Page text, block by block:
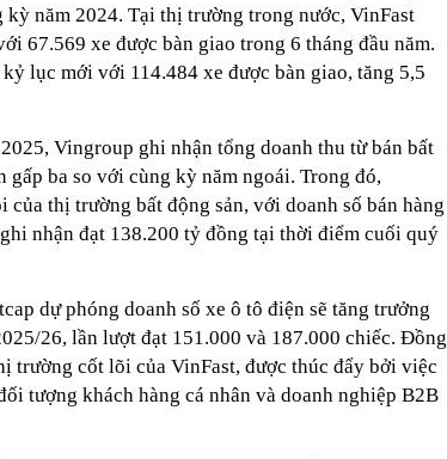
kỳ năm 2024. Tại thị trường trong nước, VinFast
67.569 xe được bàn giao trong 6 tháng đầu năm.
lục mới với 114.484 xe được bàn giao, tăng 5,5
Vingroup ghi nhận tổng doanh thu từ bán bất
gấp ba so với cùng kỳ năm ngoái. Trong đó,
của thị trường bất động sản, với doanh số bán hàng
nhận đạt 138.200 tỷ đồng tại thời điểm cuối quý
dự phóng doanh số xe ô tô điện sẽ tăng trưởng
26, lần lượt đạt 151.000 và 187.000 chiếc. Đồng
trường cốt lõi của VinFast, được thúc đẩy bởi việc
tượng khách hàng cá nhân và doanh nghiệp B2B